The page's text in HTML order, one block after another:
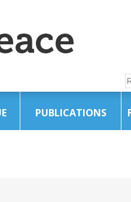
PUBLICATIONS